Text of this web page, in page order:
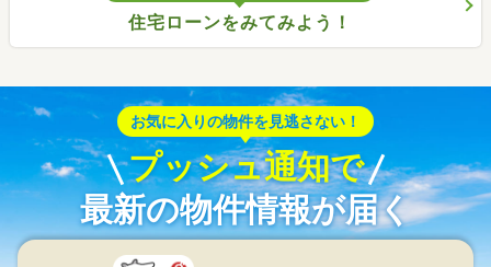
住宅ローンをみてみよう！
お気に入りの物件を見逃さない！
プッシュ通知で
最新の物件情報が届く